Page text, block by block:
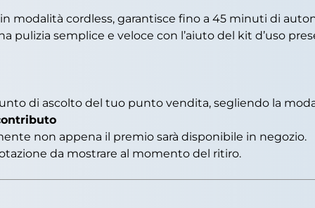
modalità cordless, garantisce fino a 45 minuti di
pulizia semplice e veloce con l’aiuto del kit d’uso
di ascolto del tuo punto vendita, segliendo la
non appena il premio sarà disponibile in negozio.
da mostrare al momento del ritiro.